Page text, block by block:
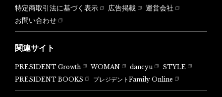
特定商取引法に基づく表示
広告掲載
運営会社
お問い合わせ
関連サイト
PRESIDENT Growth WOMAN dancyu
STYLE
PRESIDENT BOOKS
プレジデントFamily Online